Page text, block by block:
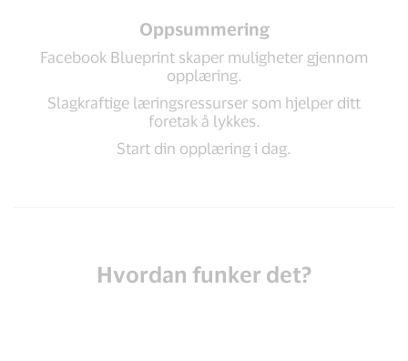
Oppsummering
Facebook Blueprint skaper muligheter gjennom
opplæring.
Slagkraftige læringsressurser som hjelper ditt
foretak å lykkes.
Start din opplæring i dag.
Hvordan funker det?